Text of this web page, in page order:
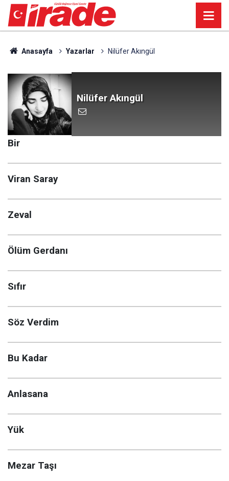
Anasayfa Yazarlar Nilüfer Akıngül
Nilüfer Akıngül
Bir
Viran Saray
Zeval
Ölüm Gerdanı
Sıfır
Söz Verdim
Bu Kadar
Anlasana
Yük
Mezar Taşı